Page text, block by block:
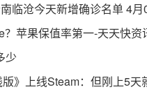
临沧今天新增确诊名单 4
苹果保值率第一-天天快资
少
》上线Steam：但刚上5天